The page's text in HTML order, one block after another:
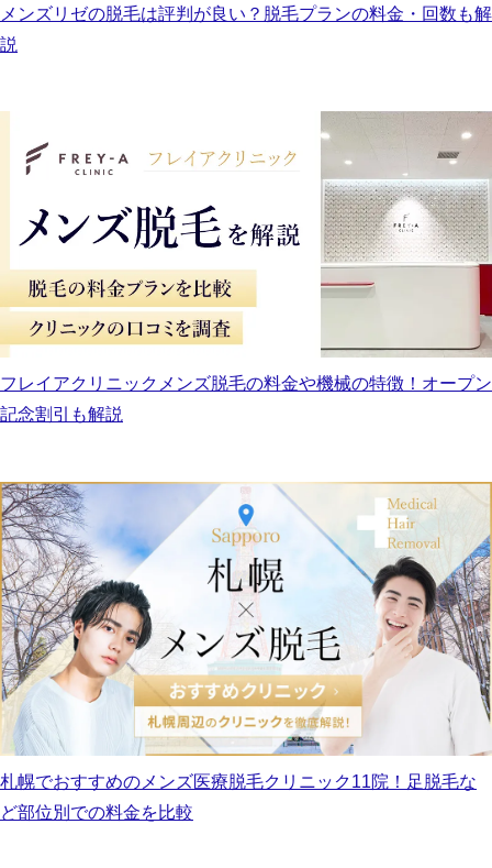
メンズリゼの脱毛は評判が良い？脱毛プランの料金・回数も解
説
フレイアクリニックメンズ脱毛の料金や機械の特徴！オープン
記念割引も解説
札幌でおすすめのメンズ医療脱毛クリニック11院！足脱毛な
ど部位別での料金を比較